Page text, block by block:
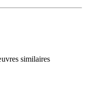
similaires